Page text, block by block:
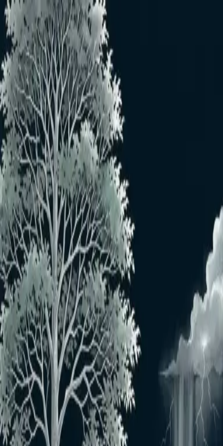
メインコンテンツへスキップ
おすすめユーザー
おすすめユーザーはいません
もっと見る